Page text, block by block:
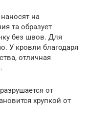
на
та образует
без швов. Для
У кровли благодаря
отличная
от
хрупкой от